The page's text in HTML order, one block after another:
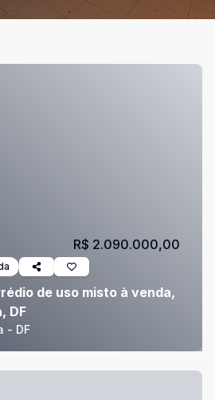
de uso misto à venda,
DF
- DF
R$ 2.090.000,00